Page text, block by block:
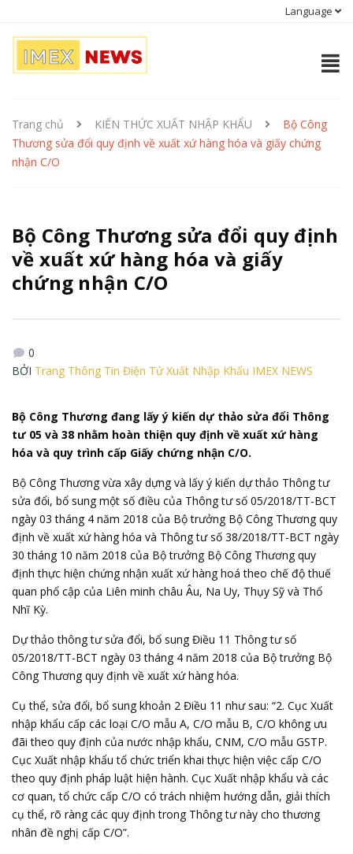
Language
Trang chủ KIẾN THỨC XUẤT NHẬP KHẨU
Bộ Công
Thương sửa đổi quy định về xuất xứ hàng hóa và giấy chứng
nhận C/O
Bộ Công Thương sửa đổi quy định
về xuất xứ hàng hóa và giấy
chứng nhận C/O
0
BỞI Trang Thông Tin Điện Tử Xuất Nhập Khẩu IMEX NEWS
Bộ Công Thương đang lấy ý kiến dự thảo sửa đổi Thông
tư 05 và 38 nhằm hoàn thiện quy định về xuất xứ hàng
hóa và quy trình cấp Giấy chứng nhận C/O.
Bộ Công Thương vừa xây dựng và lấy ý kiến dự thảo Thông tư
sửa đổi, bổ sung một số điều của Thông tư số 05/2018/TT-BCT
ngày 03 tháng 4 năm 2018 của Bộ trưởng Bộ Công Thương quy
định về xuất xứ hàng hóa và Thông tư số 38/2018/TT-BCT ngày
30 tháng 10 năm 2018 của Bộ trưởng Bộ Công Thương quy
định thực hiện chứng nhận xuất xứ hàng hoá theo chế độ thuế
quan phổ cập của Liên minh châu Âu, Na Uy, Thụy Sỹ và Thổ
Nhĩ Kỳ.
Dự thảo thông tư sửa đổi, bổ sung Điều 11 Thông tư số
05/2018/TT-BCT ngày 03 tháng 4 năm 2018 của Bộ trưởng Bộ
Công Thương quy định về xuất xứ hàng hóa.
Cụ thể, sửa đổi, bổ sung khoản 2 Điều 11 như sau: “2. Cục Xuất
nhập khẩu cấp các loại C/O mẫu A, C/O mẫu B, C/O không ưu
đãi theo quy định của nước nhập khẩu, CNM, C/O mẫu GSTP.
Cục Xuất nhập khẩu tổ chức triển khai thực hiện việc cấp C/O
theo quy định pháp luật hiện hành. Cục Xuất nhập khẩu và các
cơ quan, tổ chức cấp C/O có trách nhiệm hướng dẫn, giải thích
cụ thể, rõ ràng các quy định trong Thông tư này cho thương
nhân đề nghị cấp C/O”.